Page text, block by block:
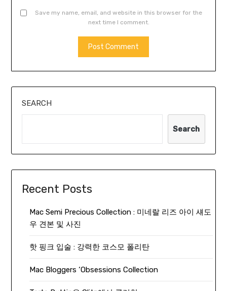
Save my name, email, and website in this browser for the
next time I comment.
SEARCH
Search
Recent Posts
Mac Semi Precious Collection : 미네랄 리즈 아이 섀도
우 견본 및 사진
핫 핑크 입술 : 강력한 코스모 폴리탄
Mac Bloggers ‘Obsessions Collection